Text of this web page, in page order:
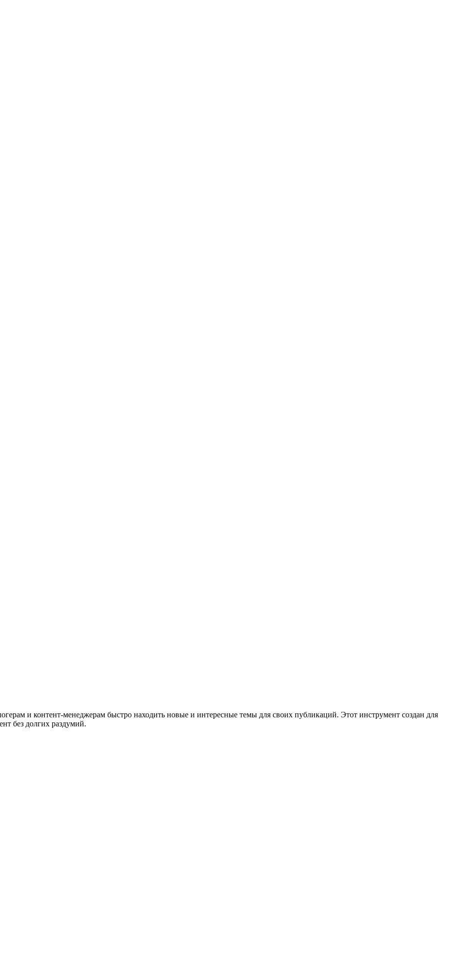
и контент-менеджерам быстро находить новые и интересные темы для своих публикаций. Этот инструмент создан для
без долгих раздумий.